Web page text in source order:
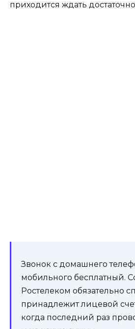
приходится ждать
Звонок с домашнего
мобильного бесплатный.
Ростелеком обязательно
принадлежит лицевой
когда последний раз